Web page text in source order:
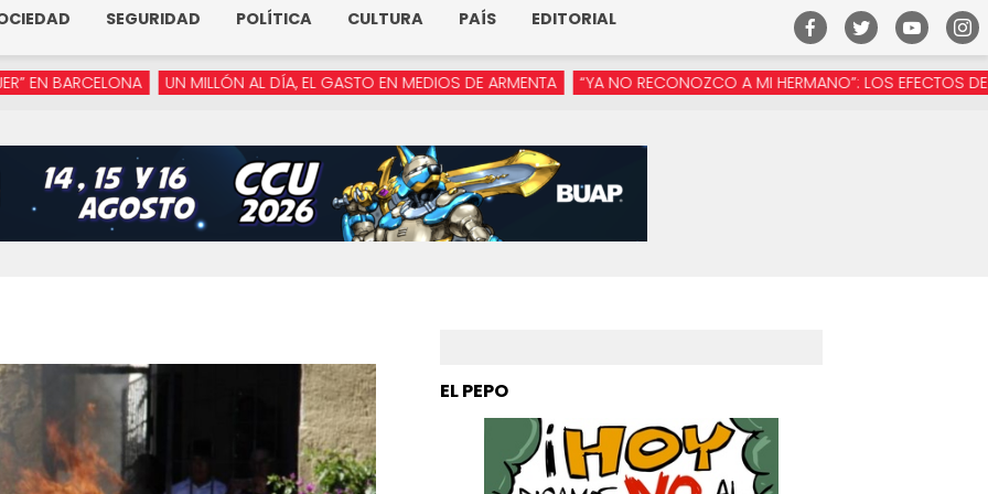
SEGURIDAD POLÍTICA CULTURA PAÍS
EDITORIAL
UN MILLÓN AL DÍA, EL GASTO EN MEDIOS DE ARMENTA “YA NO RECONOZCO A MI HERMANO”: LOS EFECTOS DE LA
EL PEPO